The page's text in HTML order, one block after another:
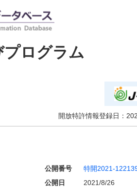
プログラム
開放特許情報登録日：
公開番号 特開2021-
公開日
2021/8/26